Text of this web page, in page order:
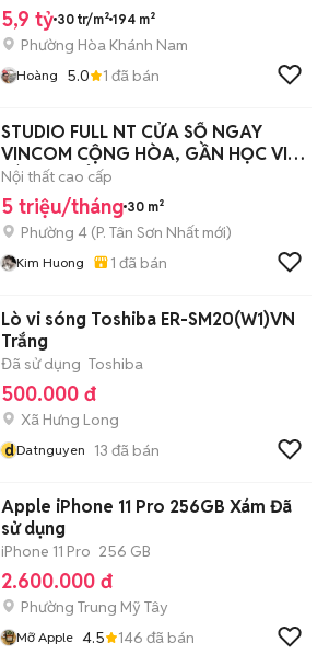
5,9 tỷ 30 tr/m² 194 m²
Phường Hòa Khánh Nam
Hoàng 5.0 1 đã bán
STUDIO FULL NT CỬA SỔ NGAY
VINCOM CỘNG HÒA, GẦN HỌC VIỆN
HÀNG KHÔNG
Nội thất cao cấp
5 triệu/tháng 30 m²
Phường 4 (P. Tân Sơn Nhất mới)
Kim Huong 1 đã bán
Lò vi sóng Toshiba ER-SM20(W1)VN
Trắng
Đã sử dụng Toshiba
500.000 đ
Xã Hưng Long
dDatnguyen 13 đã bán
Apple iPhone 11 Pro 256GB Xám Đã
sử dụng
iPhone 11 Pro 256 GB
2.600.000 đ
Phường Trung Mỹ Tây
Mỡ Apple 4.5 146 đã bán